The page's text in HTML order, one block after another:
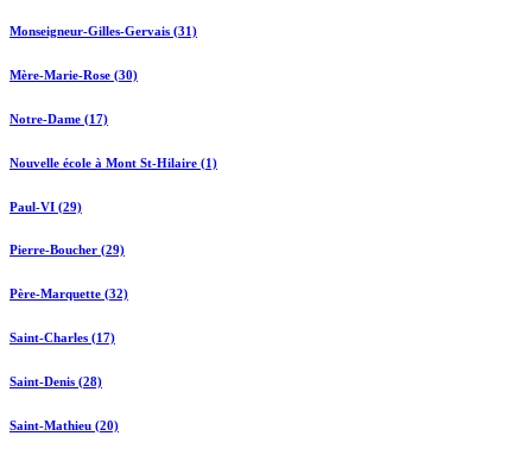
Monseigneur-Gilles-Gervais (31)
Mère-Marie-Rose (30)
Notre-Dame (17)
Nouvelle école à Mont St-Hilaire (1)
Paul-VI (29)
Pierre-Boucher (29)
Père-Marquette (32)
Saint-Charles (17)
Saint-Denis (28)
Saint-Mathieu (20)